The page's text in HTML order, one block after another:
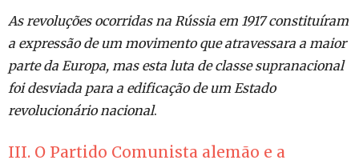
As revoluções ocorridas na Rússia em 1917 constituíram
a expressão de um movimento que atravessara a maior
parte da Europa, mas esta luta de classe supranacional
foi desviada para a edificação de um Estado
revolucionário nacional.
III. O Partido Comunista alemão e a